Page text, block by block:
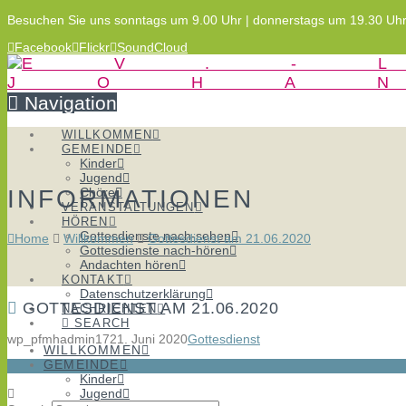
Besuchen Sie uns sonntags um 9.00 Uhr | donnerstags um 19.30 Uhr
Facebook Flickr SoundCloud
Navigation
WILLKOMMEN
GEMEINDE
Kinder
Jugend
Chöre
VERANSTALTUNGEN
HÖREN
Gottesdienste nach-sehen
Gottesdienste nach-hören
Andachten hören
KONTAKT
Datenschutzerklärung
NACHRICHTEN
SEARCH
WILLKOMMEN
GEMEINDE
Kinder
Jugend
INFORMATIONEN
Home Willkommen Gottesdienst am 21.06.2020
GOTTESDIENST AM 21.06.2020
wp_pfmhadmin1721. Juni 2020Gottesdienst